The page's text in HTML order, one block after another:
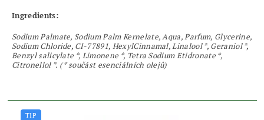
Ingredients:
Sodium Palmate, Sodium Palm Kernelate, Aqua, Parfum, Glycerine,
Sodium Chloride, CI-77891, HexylCinnamal, Linalool *, Geraniol *,
Benzyl salicylate *, Limonene *, Tetra Sodium Etidronate *,
Citronellol *. ( * součást esenciálních olejů)
TIP